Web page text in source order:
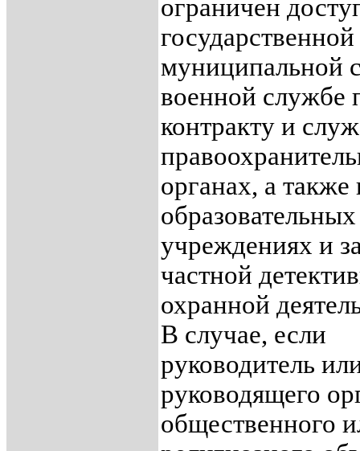
ограничен
муниципальной
военной службе
контракту и
органах, а также
образовательных
учреждениях и
частной
охранной
В случае, если
руководитель
руководящего
общественного